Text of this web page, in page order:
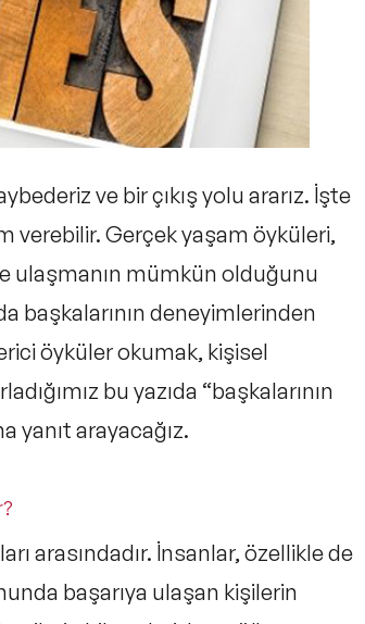
ve bir çıkış yolu ararız. İşte
verebilir. Gerçek yaşam öyküleri,
ulaşmanın mümkün olduğunu
başkalarının deneyimlerinden
öykülerokumak, kişisel
bu yazıda “başkalarının
yanıt arayacağız.
arasındadır. İnsanlar, özellikle de
başarıya ulaşan kişilerin